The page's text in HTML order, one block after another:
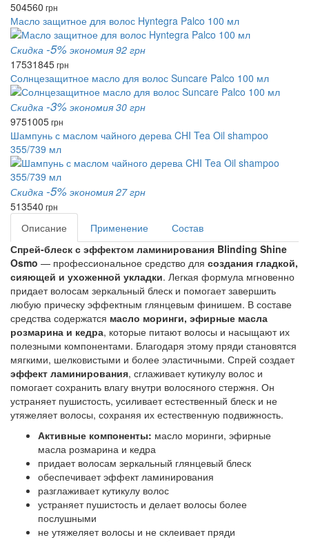
504560 грн
Масло защитное для волос Hyntegra Palco 100 мл
Скидка -5% экономия 92 грн
17531845грн
Солнцезащитное масло для волос Suncare Palco 100 мл
Скидка -3% экономия 30 грн
9751005грн
Шампунь с маслом чайного дерева CHI Tea Oil shampoo
355/739 мл
Скидка -5% экономия 27 грн
513540 грн
Описание Применение
Состав
Спрей-блеск с эффектом ламинирования Blinding Shine
Osmo — профессиональное средство для создания гладкой,
сияющей и ухоженной укладки. Легкая формула мгновенно
придает волосам зеркальный блеск и помогает завершить
любую прическу эффектным глянцевым финишем. В составе
средства содержатся масло моринги, эфирные масла
розмарина и кедра, которые питают волосы и насыщают их
полезными компонентами. Благодаря этому пряди становятся
мягкими, шелковистыми и более эластичными. Спрей создает
эффект ламинирования, сглаживает кутикулу волос и
помогает сохранить влагу внутри волосяного стержня. Он
устраняет пушистость, усиливает естественный блеск и не
утяжеляет волосы, сохраняя их естественную подвижность.
Активные компоненты: масло моринги, эфирные
масла розмарина и кедра
придает волосам зеркальный глянцевый блеск
обеспечивает эффект ламинирования
разглаживает кутикулу волос
устраняет пушистость и делает волосы более
послушными
не утяжеляет волосы и не склеивает пряди